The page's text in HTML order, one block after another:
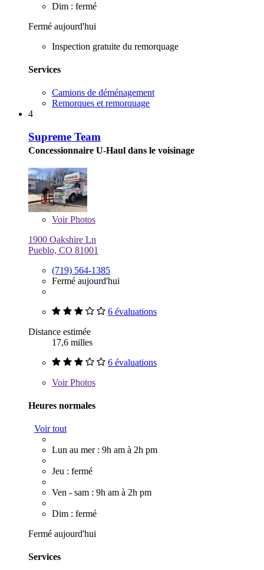
Dim : fermé
Fermé aujourd'hui
Inspection gratuite du remorquage
Services
Camions de déménagement
Remorques et remorquage
4
Supreme Team
Concessionnaire U-Haul dans le voisinage
VoirPhotos
1900 Oakshire Ln
Pueblo, CO 81001
(719) 564-1385
Fermé aujourd'hui
6 évaluations
Distance estimée
17,6 milles
6 évaluations
VoirPhotos
Heures normales
Voir tout
Lun au mer : 9h am à 2h pm
Jeu : fermé
Ven - sam : 9h am à 2h pm
Dim : fermé
Fermé aujourd'hui
Services